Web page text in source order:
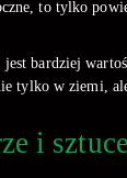
to tylko
bardziej
tylko w ziemi,
i